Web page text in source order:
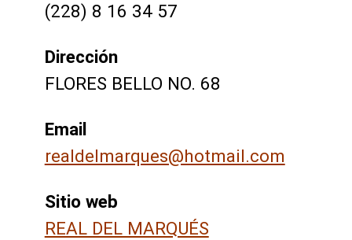
(228) 8 16 34 57
Dirección
FLORES BELLO NO. 68
Email
realdelmarques@hotmail.com
Sitio web
REAL DEL MARQUÉS